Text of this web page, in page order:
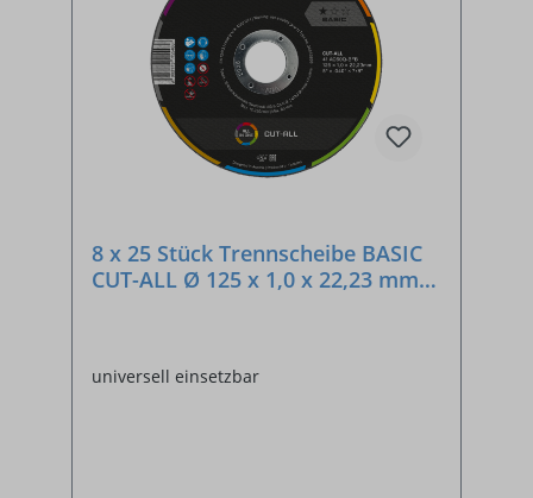
8 x 25 Stück Trennscheibe BASIC
CUT-ALL Ø 125 x 1,0 x 22,23 mm
universell einsetzbar